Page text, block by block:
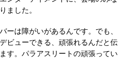
ました。
ーは障がいがあるんです。でも、
ビューできる、頑張れるんだと伝
す。パラアスリートの頑張ってい